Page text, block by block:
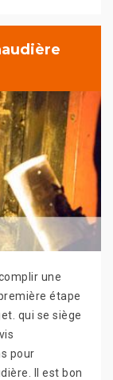
une
étape
qui se siège
pour
Il est bon